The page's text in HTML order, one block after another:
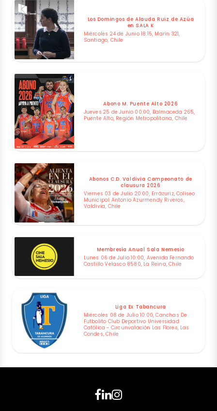
Los Domingos de Alauda Ruiz de Azúa
en SALA K
Miércoles 24 de Junio 18:15, Marín 321,
Santiago, Chile
Abono M. Puente Alto 2026
Jueves 25 de Junio 00:00, Balmaceda 265,
Puente Alto, Región Metropolitana, Chile
Abonos C.D. Valdivia Campeonato de
clausura 2026
Viernes 03 de Julio 20:00, Errázuriz, Coliseo
Municipal Antonio Azurmendy Riveros,
Valdivia, Chile
Membresía Anual Sala Nemesio
Lunes 06 de Julio 10:00, Avenida Fernando
Castillo Velasco 8580, La Reina, Chile
Liga Ex Tabancura
Miércoles 08 de Julio 10:00, Canchas De
Futbolito Club Deportivo Universidad
Católica - Circunvalación Las Flores, Las
Condes, Chile